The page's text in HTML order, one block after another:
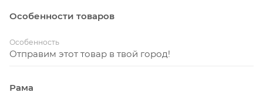
Особенности товаров
Особенность
Отправим этот товар в твой город!
Рама